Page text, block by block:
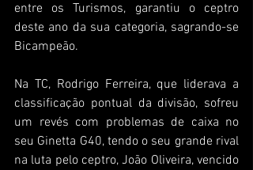
entre os Turismos, garantiu o ceptro
deste ano da sua categoria, sagrando-se
Bicampeão.
Na TC, Rodrigo Ferreira, que liderava a
classificação pontual da divisão, sofreu
um revés com problemas de caixa no
seu Ginetta G40, tendo o seu grande rival
na luta pelo ceptro, João Oliveira, vencido